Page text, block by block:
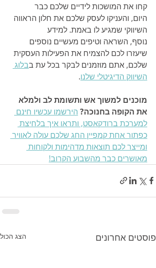
קחו את המושכות לידיים שלכם כבר
היום, והעניקו לעסק שלכם את חלון הראווה
השיווקי שמגיע לו באמת. למידע
נוסף, השראה וטיפים מעשיים נוספים
שיעזרו לכם להצמיח את הפעילות העסקית
שלכם, אתם מוזמנים לבקר בכל עת בבלוג
השיווק הדיגיטלי שלנו.
מוכנים למשוך אש ותשומת לב ולמלא
את הקופה בחנוכה? הירשמו עכשיו חינם
למערכת ברודקאסט, ותראו איך בלחיצת
כפתור אחת קמפיין החג שלכם עולה לאוויר
ומייצר לכם תוצאות מדהימות ולקוחות
מאושרים כבר מהשבוע הקרוב!
פוסטים אחרונים הצג הכול